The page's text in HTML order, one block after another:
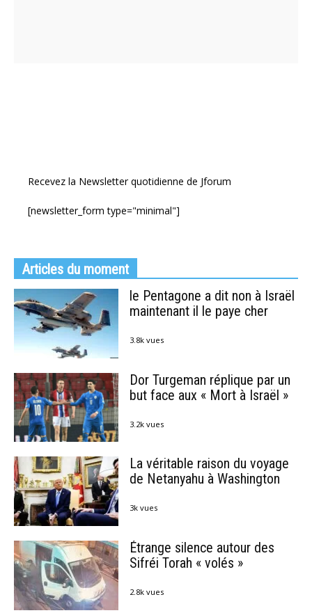
Recevez la Newsletter quotidienne de Jforum
[newsletter_form type="minimal"]
Articles du moment
le Pentagone a dit non à Israël
maintenant il le paye cher
3.8k vues
Dor Turgeman réplique par un
but face aux « Mort à Israël »
3.2k vues
La véritable raison du voyage
de Netanyahu à Washington
3k vues
Étrange silence autour des
Sifréi Torah « volés »
2.8k vues